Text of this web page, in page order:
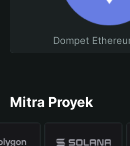
Dompet
Mitra Proyek